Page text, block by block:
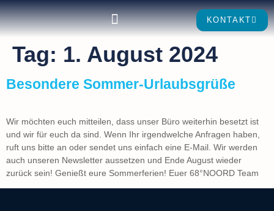
KONTAKT
Tag: 1. August 2024
Besondere Sommer-Urlaubsgrüße
Wir möchten euch mitteilen, dass unser Büro weiterhin besetzt ist
und wir für euch da sind. Wenn Ihr irgendwelche Anfragen haben,
ruft uns bitte an oder sendet uns einfach eine E-Mail. Wir werden
auch unseren Newsletter aussetzen und Ende August wieder
zurück sein! Genießt eure Sommerferien! Euer 68°NOORD Team